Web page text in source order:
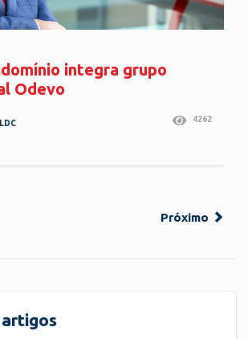
integra grupo
Odevo
4262
Próximo
artigos